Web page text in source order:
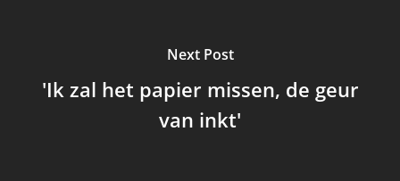
Next Post
'Ik zal het papier missen, de geur
van inkt'